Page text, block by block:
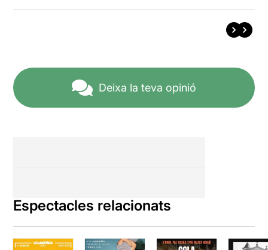
Deixa la teva opinió
Espectacles relacionats